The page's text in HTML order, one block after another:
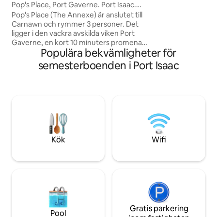
c
Pop's Place, Port Gaverne. Port Isaac.
Havsutsikt
Pop's Place (The Annexe) är anslutet till
Carnawn och rymmer 3 personer. Det
ligger i den vackra avskilda viken Port
Gaverne, en kort 10 minuters promenad
uppför den branta kullen till den
pittoreska hamnen Port Isaac – hem till
fiktiva Doc Martin och Fisherman's
bad, bodyboard, segling och
strandkamning. Maximalt 2 HUNDAR
mot en avgift på 5 GBP per dag per
hund. Vänligen lägg till i bokningen
Populära bekvämligheter för
semesterboenden i Port Isaac
Kök Wifi
Pool
Gratis parkering